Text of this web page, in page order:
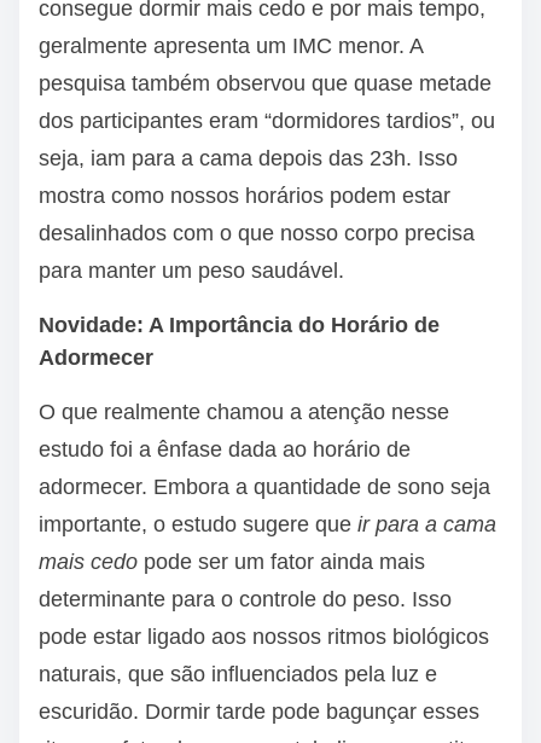
consegue dormir mais cedo e por mais tempo,
geralmente apresenta um IMC menor. A
pesquisa também observou que quase metade
dos participantes eram “dormidores tardios”, ou
seja, iam para a cama depois das 23h. Isso
mostra como nossos horários podem estar
desalinhados com o que nosso corpo precisa
para manter um peso saudável.
Novidade: A Importância do Horário de
Adormecer
O que realmente chamou a atenção nesse
estudo foi a ênfase dada ao horário de
adormecer. Embora a quantidade de sono seja
importante, o estudo sugere que ir para a cama
mais cedo pode ser um fator ainda mais
determinante para o controle do peso. Isso
pode estar ligado aos nossos ritmos biológicos
naturais, que são influenciados pela luz e
escuridão. Dormir tarde pode bagunçar esses